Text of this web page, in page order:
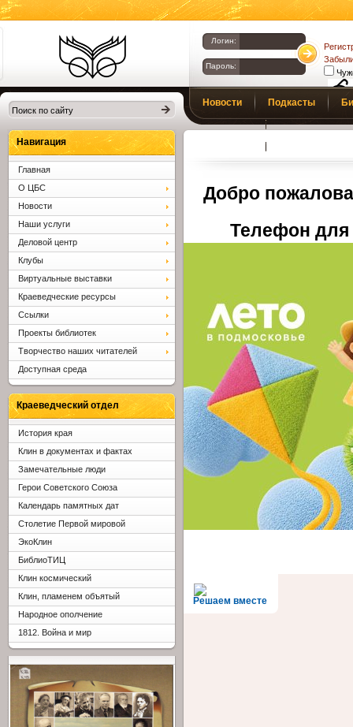
Библиотеки
Клина. Клинская
ЦБС.
Логин:
Пароль:
Новости Подкасты
Добро
Телефон для
Решаем вместе
Навигация
Главная
О ЦБС
Новости
Наши услуги
Деловой центр
Клубы
Виртуальные выставки
Краеведческие ресурсы
Ссылки
Проекты библиотек
Творчество наших читателей
Доступная среда
Краеведческий отдел
История края
Клин в документах и фактах
Замечательные люди
Герои Советского Союза
Календарь памятных дат
Столетие Первой мировой
ЭкоКлин
БиблиоТИЦ
Клин космический
Клин, пламенем объятый
Народное ополчение
1812. Война и мир